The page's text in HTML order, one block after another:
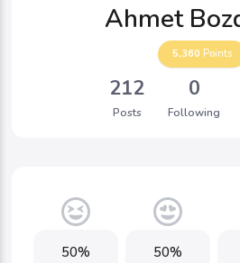
Ahmet
5,360 Points
212
Posts
0
Following
50% 50%